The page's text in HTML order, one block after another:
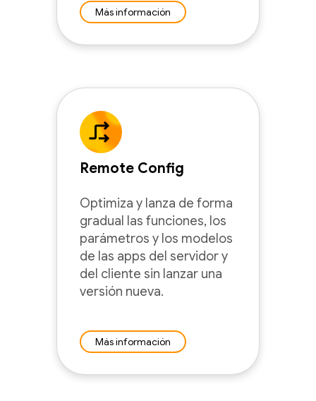
Más información
Remote Config
Optimiza y lanza de forma
gradual las funciones, los
parámetros y los modelos
de las apps del servidor y
del cliente sin lanzar una
versión nueva.
Más información